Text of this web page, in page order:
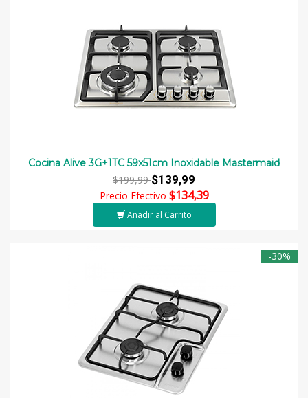
Cocina Alive 3G+1TC 59x51cm Inoxidable Mastermaid
$199,99$139,99
Precio Efectivo $134,39
Añadir al Carrito
-30%